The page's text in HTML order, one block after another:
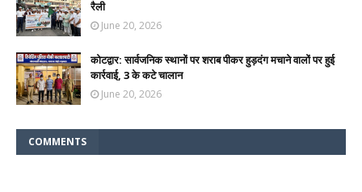
रैली
June 20, 2026
कोटद्वार: सार्वजनिक स्थानों पर शराब पीकर हुड़दंग मचाने वालों पर हुई
कार्रवाई, 3 के कटे चालान
June 20, 2026
COMMENTS